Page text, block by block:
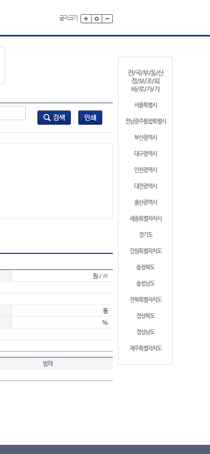
글자크기
전/국/부/동/산
정/보/조/회
바/로/가/기
서울특별시
전남광주통합특별시
부산광역시
대구광역시
인천광역시
대전광역시
울산광역시
세종특별자치시
경기도
강원특별자치도
충청북도
충청남도
전북특별자치도
경상북도
경상남도
제주특별자치도
원 / ㎡
동
%
범례